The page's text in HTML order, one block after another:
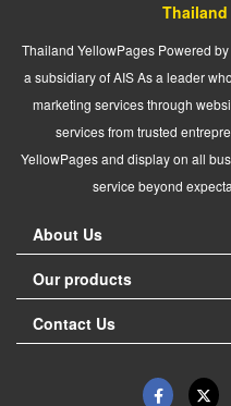
Thailand
Thailand YellowPages Powered
a subsidiary of AIS As a leader
marketing services through
services from trusted
YellowPages and display on all
service beyond
About Us
Our products
Contact Us